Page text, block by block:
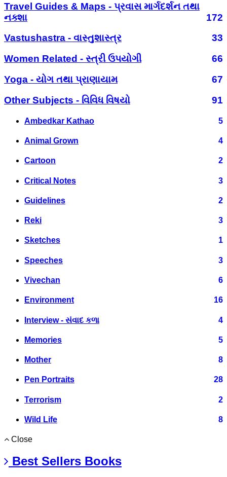
Travel Guides & Maps - પ્રવાસ માર્ગદર્શન તથા
નક્શા
172
Vastushastra - વાસ્તુશાસ્ત્ર
33
Women Related - સ્ત્રી ઉપયોગી
66
Yoga - યોગ તથા પ્રાણાયામ
67
Other Subjects - વિવિધ વિષયો
91
Ambedkar Kathao 5
Animal Grown 4
Cartoon 2
Critical Notes 3
Guidelines 2
Reki 3
Sketches 1
Speeches 3
Vivechan 6
Environment 16
Interview - સંવાદ કળા 4
Memories 5
Mother 8
Pen Portraits 28
Terrorism 2
Wild Life 8
Close
Best Sellers Books